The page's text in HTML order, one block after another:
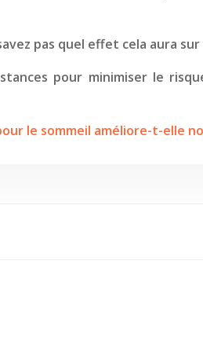
pas quel effet cela aura sur
pour minimiser le
le sommeil améliore-t-elle